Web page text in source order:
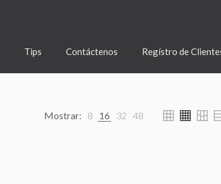
Tips Contáctenos Regístro de
Mostrar: 8 16 32 48